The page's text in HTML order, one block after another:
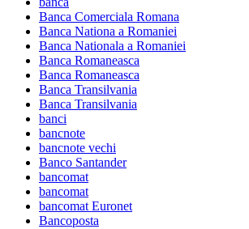
Banca Comerciala Romana
Banca Nationa a Romaniei
Banca Nationala a Romaniei
Banca Romaneasca
Banca Romaneasca
Banca Transilvania
Banca Transilvania
banci
bancnote
bancnote vechi
Banco Santander
bancomat
bancomat
bancomat Euronet
Bancoposta